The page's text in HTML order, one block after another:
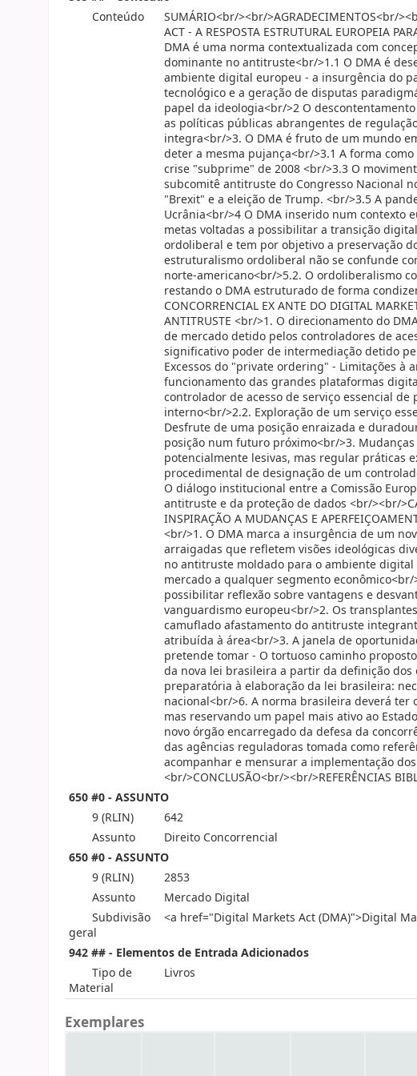
Conteúdo
SUMÁRIO<br/><br/>AGRADECIMENTOS<br/
ACT - A RESPOSTA ESTRUTURAL EUROPEIA
DMA é uma norma contextualizada com
dominante no antitruste<br/>1.1 O DMA é
ambiente digital europeu - a insurgência do
tecnológico e a geração de disputas
papel da ideologia<br/>2 O
as políticas públicas abrangentes de
integra<br/>3. O DMA é fruto de um mundo
deter a mesma pujança<br/>3.1 A forma
crise "subprime" de 2008 <br/>3.3 O
subcomitê antitruste do Congresso Nacional
"Brexit" e a eleição de Trump. <br/>3.5 A
Ucrânia<br/>4 O DMA inserido num contexto
metas voltadas a possibilitar a transição
ordoliberal e tem por objetivo a preservação
estruturalismo ordoliberal não se confunde
norte-americano<br/>5.2. O ordoliberalismo
restando o DMA estruturado de forma
CONCORRENCIAL EX ANTE DO DIGITAL
ANTITRUSTE <br/>1. O direcionamento do
de mercado detido pelos controladores de
significativo poder de intermediação detido
Excessos do "private ordering" - Limitações à
funcionamento das grandes plataformas
controlador de acesso de serviço essencial
interno<br/>2.2. Exploração de um serviço
Desfrute de uma posição enraizada e
posição num futuro próximo<br/>3.
potencialmente lesivas, mas regular práticas
procedimental de designação de um
O diálogo institucional entre a Comissão
antitruste e da proteção de dados <br/><br/
INSPIRAÇÃO A MUDANÇAS E
<br/>1. O DMA marca a insurgência de um
arraigadas que refletem visões ideológicas
no antitruste moldado para o ambiente
mercado a qualquer segmento
possibilitar reflexão sobre vantagens e
vanguardismo europeu<br/>2. Os
camuflado afastamento do antitruste
atribuída à área<br/>3. A janela de
pretende tomar - O tortuoso caminho
da nova lei brasileira a partir da definição
preparatória à elaboração da lei brasileira:
nacional<br/>6. A norma brasileira deverá ter
mas reservando um papel mais ativo ao
novo órgão encarregado da defesa da
das agências reguladoras tomada como
acompanhar e mensurar a implementação
<br/>CONCLUSÃO<br/><br/>REFERÊNCIAS
650 #0 - ASSUNTO
9 (RLIN)
642
Assunto
Direito Concorrencial
650 #0 - ASSUNTO
9 (RLIN)
2853
Assunto
Mercado Digital
Subdivisão
geral
<a href="Digital Markets Act (DMA)">Digital
942 ## - Elementos de Entrada Adicionados
Tipo de
Material
Livros
Exemplares